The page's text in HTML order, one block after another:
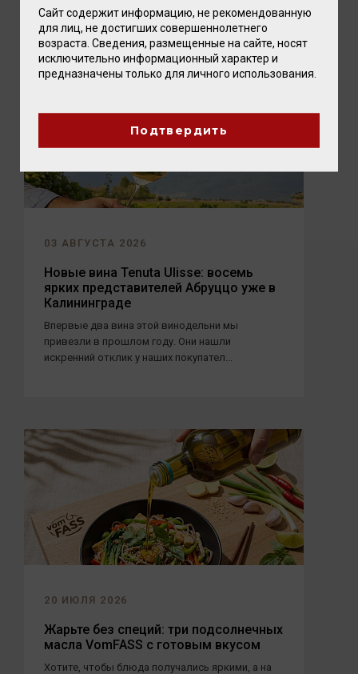
03 АВГУСТА 2026
Новые вина Tenuta Ulisse: восемь
ярких представителей Абруццо уже в
Калининграде
Впервые два вина этой винодельни мы
привезли в прошлом году. Они нашли
искренний отклик у наших покупател...
20 ИЮЛЯ 2026
Жарьте без специй: три подсолнечных
масла VomFASS с готовым вкусом
Хотите, чтобы блюда получались яркими, а на
Сайт содержит информацию, не рекомендованную
для лиц, не достигших совершеннолетнего
возраста. Сведения, размещенные на сайте, носят
исключительно информационный характер и
предназначены только для личного использования.
Подтвердить